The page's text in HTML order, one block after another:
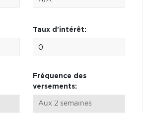
Taux d'intérêt:
Fréquence des
versements: